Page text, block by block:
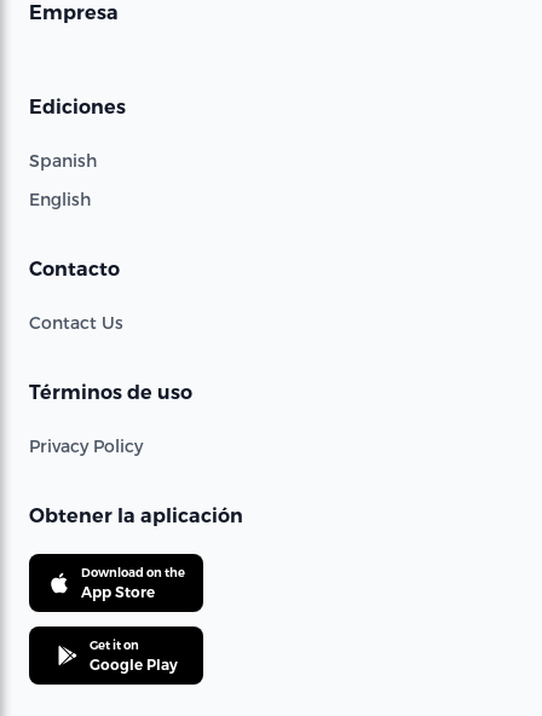
Empresa
Ediciones
Spanish
English
Contacto
Contact Us
Términos de uso
Privacy Policy
Obtener la aplicación
Download on the
App Store
Get it on
Google Play